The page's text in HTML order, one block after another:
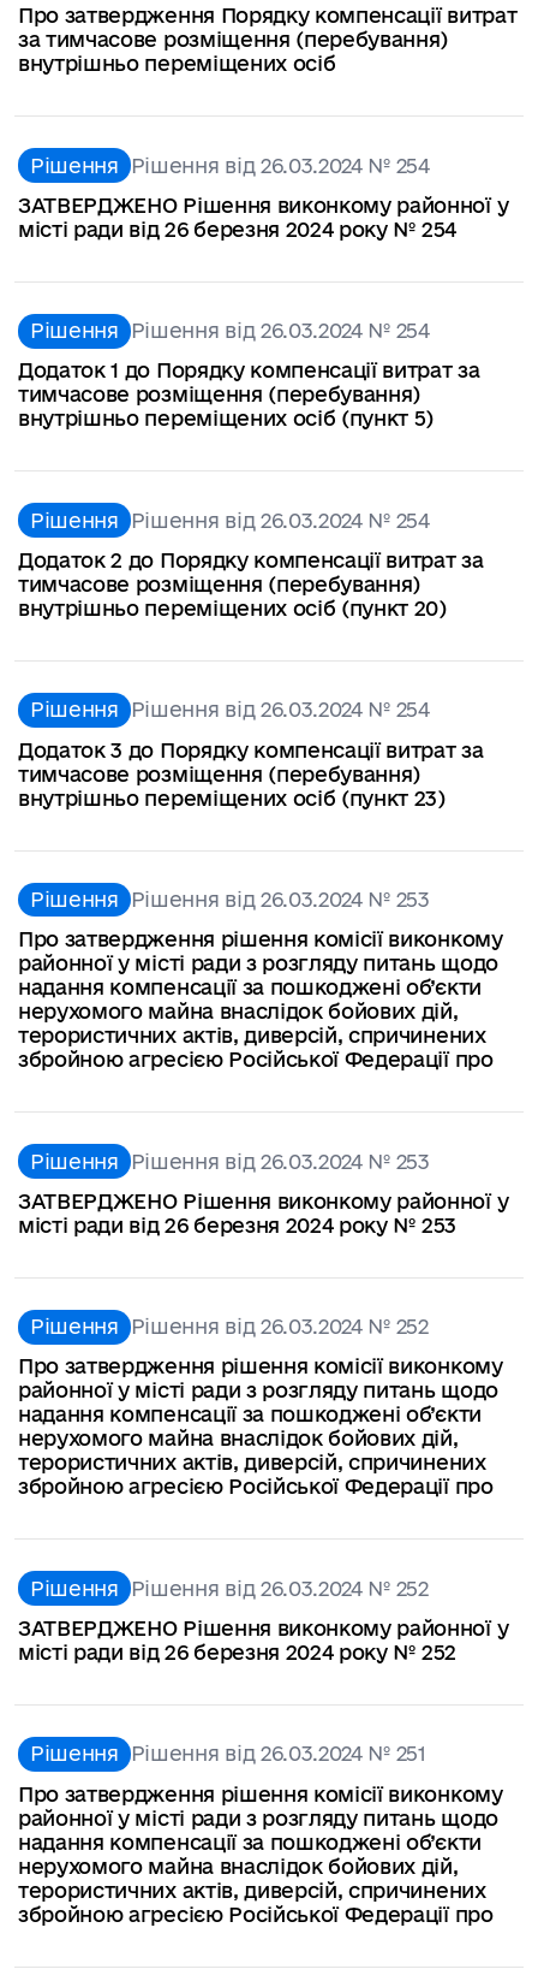
Про затвердження Порядку компенсації витрат
за тимчасове розміщення (перебування)
внутрішньо переміщених осіб
Рішення Рішення від 26.03.2024 № 254
ЗАТВЕРДЖЕНО Рішення виконкому районної у
місті ради від 26 березня 2024 року № 254
Рішення Рішення від 26.03.2024 № 254
Додаток 1 до Порядку компенсації витрат за
тимчасове розміщення (перебування)
внутрішньо переміщених осіб (пункт 5)
Рішення Рішення від 26.03.2024 № 254
Додаток 2 до Порядку компенсації витрат за
тимчасове розміщення (перебування)
внутрішньо переміщених осіб (пункт 20)
Рішення Рішення від 26.03.2024 № 254
Додаток 3 до Порядку компенсації витрат за
тимчасове розміщення (перебування)
внутрішньо переміщених осіб (пункт 23)
Рішення Рішення від 26.03.2024 № 253
Про затвердження рішення комісії виконкому
районної у місті ради з розгляду питань щодо
надання компенсації за пошкоджені об’єкти
нерухомого майна внаслідок бойових дій,
терористичних актів, диверсій, спричинених
збройною агресією Російської Федерації про
Рішення Рішення від 26.03.2024 № 253
ЗАТВЕРДЖЕНО Рішення виконкому районної у
місті ради від 26 березня 2024 року № 253
Рішення Рішення від 26.03.2024 № 252
Про затвердження рішення комісії виконкому
районної у місті ради з розгляду питань щодо
надання компенсації за пошкоджені об’єкти
нерухомого майна внаслідок бойових дій,
терористичних актів, диверсій, спричинених
збройною агресією Російської Федерації про
Рішення Рішення від 26.03.2024 № 252
ЗАТВЕРДЖЕНО Рішення виконкому районної у
місті ради від 26 березня 2024 року № 252
Рішення Рішення від 26.03.2024 № 251
Про затвердження рішення комісії виконкому
районної у місті ради з розгляду питань щодо
надання компенсації за пошкоджені об’єкти
нерухомого майна внаслідок бойових дій,
терористичних актів, диверсій, спричинених
збройною агресією Російської Федерації про